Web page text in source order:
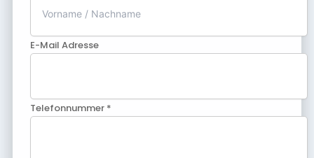
E-Mail Adresse
Telefonnummer *